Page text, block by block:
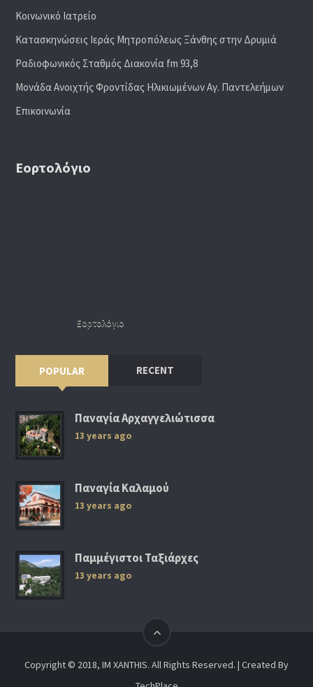
Κοινωνικό Ιατρείο
Κατασκηνώσεις Ιεράς Μητροπόλεως Ξάνθης στην Δρυμιά
Ραδιoφωνικός Σταθμός Διακονία fm 93,8
Μονάδα Ανοιχτής Φροντίδας Ηλικιωμένων Αγ. Παντελεήμων
Επικοινωνία
Εορτολόγιο
Εορτολόγιο
POPULAR RECENT
Παναγία Αρχαγγελιώτισσα
13 years ago
Παναγία Καλαμού
13 years ago
Παμμέγιστοι Ταξιάρχες
13 years ago
Copyright © 2018, IM XANTHIS. All Rights Reserved. | Created By